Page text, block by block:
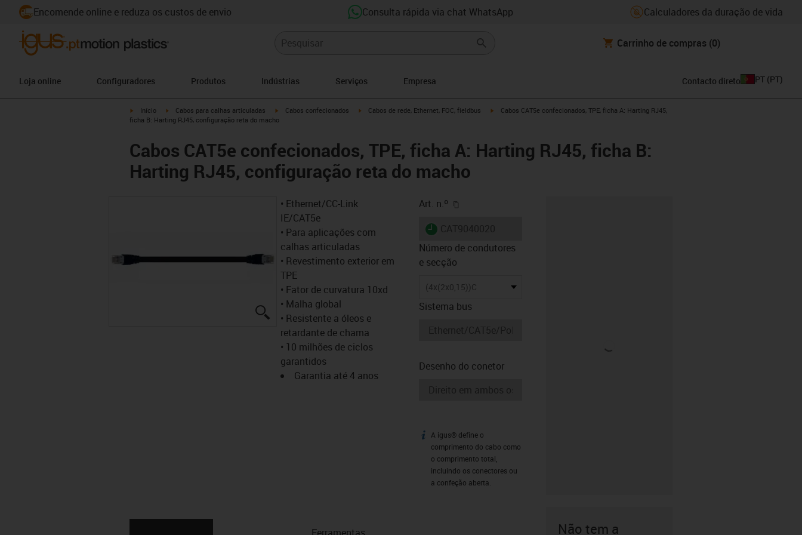
Encomende online e reduza os custos de envio Consulta rápida via chat WhatsApp Calculadores da duração de vida
Carrinho de compras (0)
Loja online Configuradores Produtos Indústrias Serviços Empresa Contacto direto PT (PT)
igus-icon-arrow-right
Início igus-icon-arrow-right
Cabos para calhas articuladas igus-icon-arrow-right
Cabos confecionados igus-icon-arrow-right
Cabos de rede, Ethernet, FOC, fieldbus igus-icon-arrow-right
Cabos CAT5e confecionados, TPE, ficha A: Harting RJ45,
ficha B: Harting RJ45, configuração reta do macho
Cabos CAT5e confecionados, TPE, ficha A: Harting RJ45, ficha B:
Harting RJ45, configuração reta do macho
igus-icon-lupe
• Ethernet/CC-Link
IE/CAT5e
• Para aplicações com
calhas articuladas
• Revestimento exterior em
TPE
• Fator de curvatura 10xd
• Malha global
• Resistente a óleos e
retardante de chama
• 10 milhões de ciclos
garantidos
Garantia até 4 anos
Art. n.º
igus-icon-lieferzeit
Número de condutores
e secção
(4x(2x0,15))C
Sistema bus
Desenho do conetor
igus-icon-info
A igus® define o
comprimento do cabo como
o comprimento total,
incluindo os conectores ou
a confeção aberta.
Ferramentas
Não tem a